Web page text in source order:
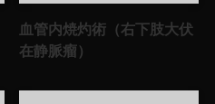
血管内焼灼術（右下肢大伏
在静脈瘤）